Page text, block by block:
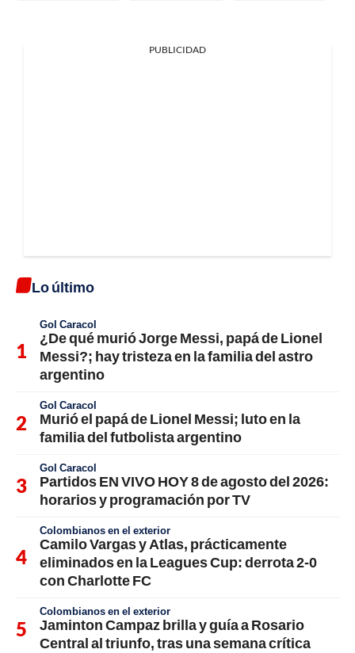
PUBLICIDAD
Lo último
Gol Caracol
¿De qué murió Jorge Messi, papá de Lionel
Messi?; hay tristeza en la familia del astro
argentino
Gol Caracol
Murió el papá de Lionel Messi; luto en la
familia del futbolista argentino
Gol Caracol
Partidos EN VIVO HOY 8 de agosto del 2026:
horarios y programación por TV
Colombianos en el exterior
Camilo Vargas y Atlas, prácticamente
eliminados en la Leagues Cup: derrota 2-0
con Charlotte FC
Colombianos en el exterior
Jaminton Campaz brilla y guía a Rosario
Central al triunfo, tras una semana crítica